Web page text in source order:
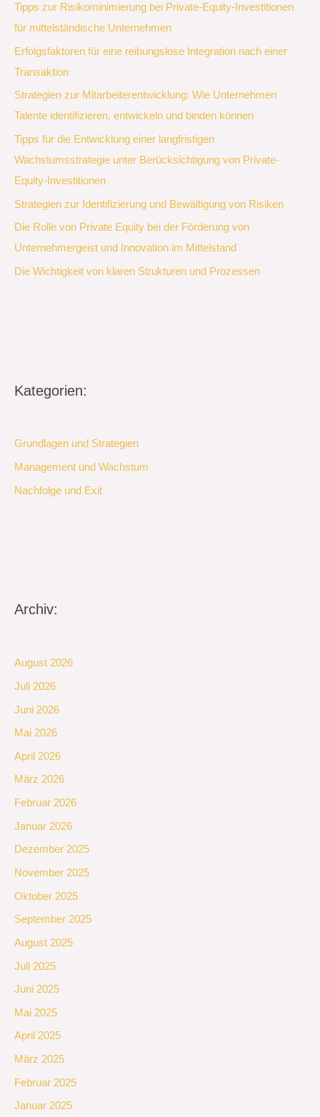
Tipps zur Risikominimierung bei Private-Equity-Investitionen
für mittelständische Unternehmen
Erfolgsfaktoren für eine reibungslose Integration nach einer
Transaktion
Strategien zur Mitarbeiterentwicklung: Wie Unternehmen
Talente identifizieren, entwickeln und binden können
Tipps für die Entwicklung einer langfristigen
Wachstumsstrategie unter Berücksichtigung von Private-
Equity-Investitionen
Strategien zur Identifizierung und Bewältigung von Risiken
Die Rolle von Private Equity bei der Förderung von
Unternehmergeist und Innovation im Mittelstand
Die Wichtigkeit von klaren Strukturen und Prozessen
Kategorien:
Grundlagen und Strategien
Management und Wachstum
Nachfolge und Exit
Archiv:
August 2026
Juli 2026
Juni 2026
Mai 2026
April 2026
März 2026
Februar 2026
Januar 2026
Dezember 2025
November 2025
Oktober 2025
September 2025
August 2025
Juli 2025
Juni 2025
Mai 2025
April 2025
März 2025
Februar 2025
Januar 2025